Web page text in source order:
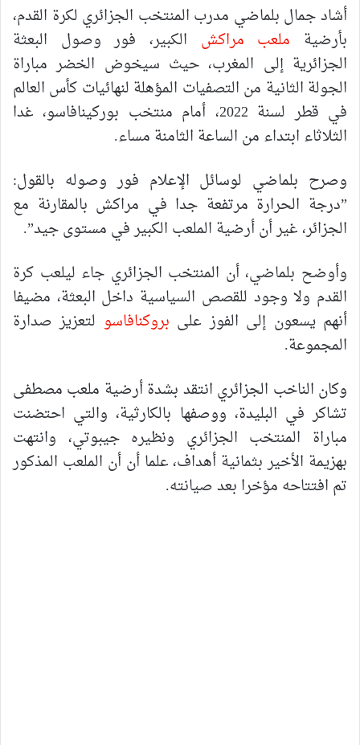
أشاد جمال بلماضي مدرب المنتخب الجزائري لكرة القدم،
بأرضية ملعب مراكش الكبير، فور وصول البعثة
الجزائرية إلى المغرب، حيث سيخوض الخضر مباراة
الجولة الثانية من التصفيات المؤهلة لنهائيات كأس العالم
في قطر لسنة 2022، أمام منتخب بوركينافاسو، غدا
الثلاثاء ابتداء من الساعة الثامنة مساء.
وصرح بلماضي لوسائل الإعلام فور وصوله بالقول:
”درجة الحرارة مرتفعة جدا في مراكش بالمقارنة مع
الجزائر، غير أن أرضية الملعب الكبير في مستوى جيد”.
وأوضح بلماضي، أن المنتخب الجزائري جاء ليلعب كرة
القدم ولا وجود للقصص السياسية داخل البعثة، مضيفا
أنهم يسعون إلى الفوز على بروكنافاسو لتعزيز صدارة
المجموعة.
وكان الناخب الجزائري انتقد بشدة أرضية ملعب مصطفى
تشاكر في البليدة، ووصفها بالكارثية، والتي احتضنت
مباراة المنتخب الجزائري ونظيره جيبوتي، وانتهت
بهزيمة الأخير بثمانية أهداف، علما أن أن الملعب المذكور
تم افتتاحه مؤخرا بعد صيانته.